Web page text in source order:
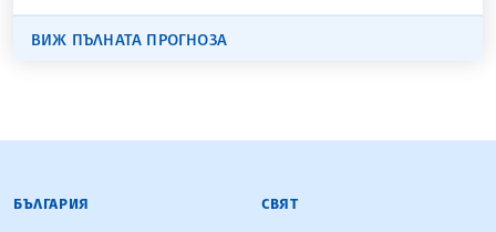
ВИЖ ПЪЛНАТА ПРОГНОЗА
БЪЛГАРСКА ТЕЛЕГРАФНА АГЕНЦИЯ
БЪЛГАРИЯ СВЯТ